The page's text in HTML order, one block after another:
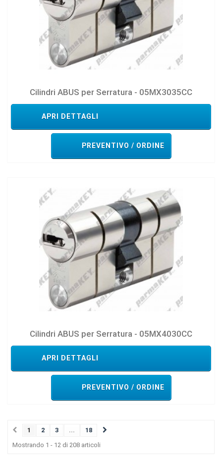
Cilindri ABUS per Serratura - 05MX3035CC
APRI DETTAGLI
PREVENTIVO / ORDINE
Cilindri ABUS per Serratura - 05MX4030CC
APRI DETTAGLI
PREVENTIVO / ORDINE
1 2 3 ...
18
Mostrando 1 - 12 di 208 articoli